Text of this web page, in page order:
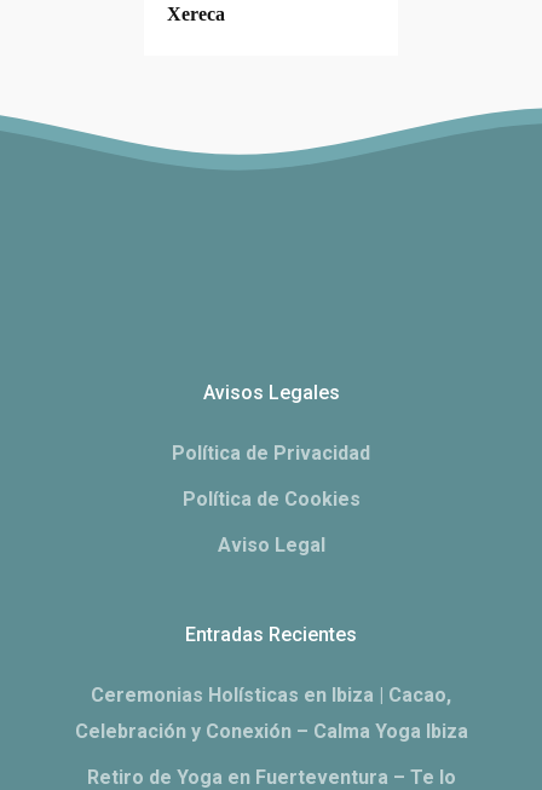
Xereca
Avisos Legales
Política de Privacidad
Política de Cookies
Aviso Legal
Entradas Recientes
Ceremonias Holísticas en Ibiza | Cacao,
Celebración y Conexión – Calma Yoga Ibiza
Retiro de Yoga en Fuerteventura – Te lo